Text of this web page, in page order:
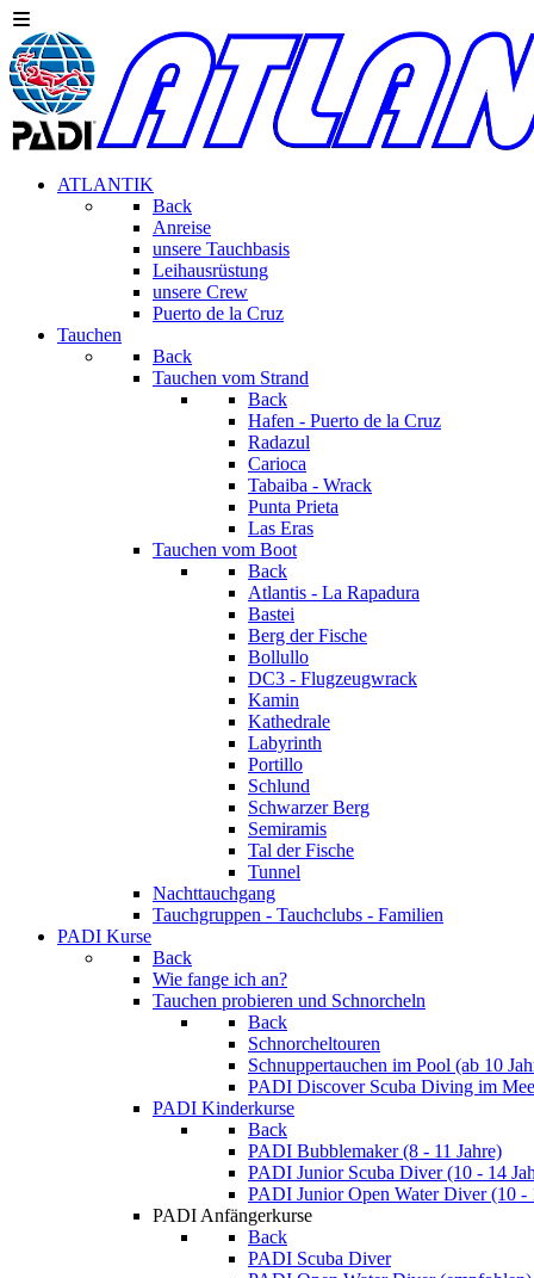
ATLANTIK
Back
Anreise
unsere Tauchbasis
Leihausrüstung
unsere Crew
Puerto de la Cruz
Tauchen
Back
Tauchen vom Strand
Back
Hafen - Puerto de la Cruz
Radazul
Carioca
Tabaiba - Wrack
Punta Prieta
Las Eras
Tauchen vom Boot
Back
Atlantis - La Rapadura
Bastei
Berg der Fische
Bollullo
DC3 - Flugzeugwrack
Kamin
Kathedrale
Labyrinth
Portillo
Schlund
Schwarzer Berg
Semiramis
Tal der Fische
Tunnel
Nachttauchgang
Tauchgruppen - Tauchclubs - Familien
PADI Kurse
Back
Wie fange ich an?
Tauchen probieren und Schnorcheln
Back
Schnorcheltouren
Schnuppertauchen im Pool (ab 10
PADI Discover Scuba Diving im
PADI Kinderkurse
Back
PADI Bubblemaker (8 - 11 Jahre)
PADI Junior Scuba Diver (10 - 14
PADI Junior Open Water Diver (10 -
PADI Anfängerkurse
Back
PADI Scuba Diver